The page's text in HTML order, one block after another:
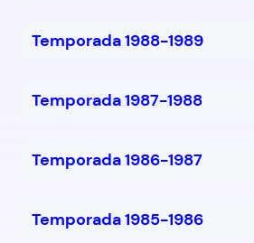
Temporada 1988-1989
Temporada 1987-1988
Temporada 1986-1987
Temporada 1985-1986